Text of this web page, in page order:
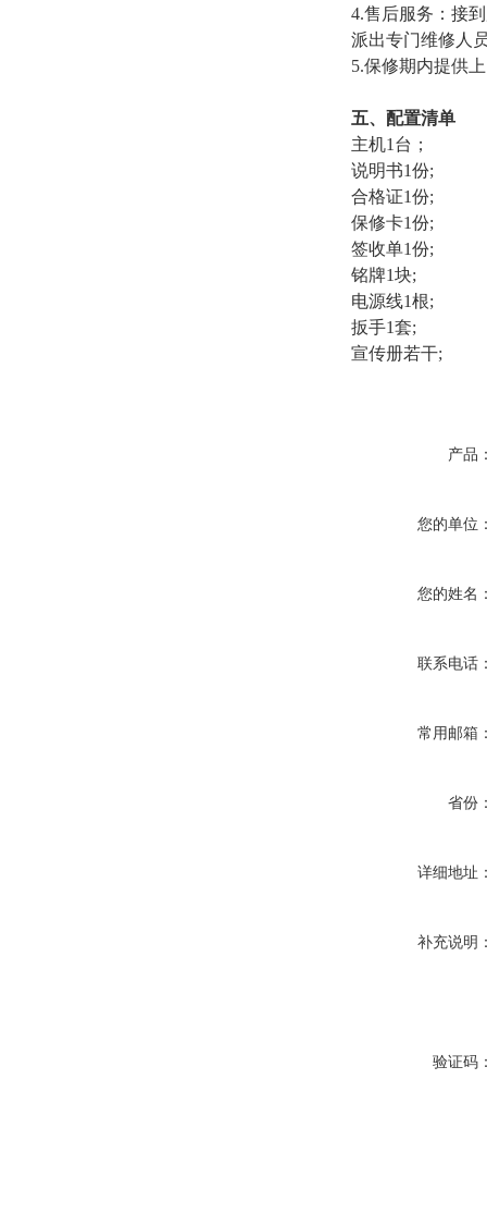
4.售后服务：接
派出专门维修人
5.保修期内提供
五、配置清单
主机1台；
说明书1份;
合格证1份;
保修卡1份;
签收单1份;
铭牌1块;
电源线1根;
扳手1套;
宣传册若干;
产品
您的单位
您的姓名
联系电话
常用邮箱
省份
详细地址
补充说明
验证码